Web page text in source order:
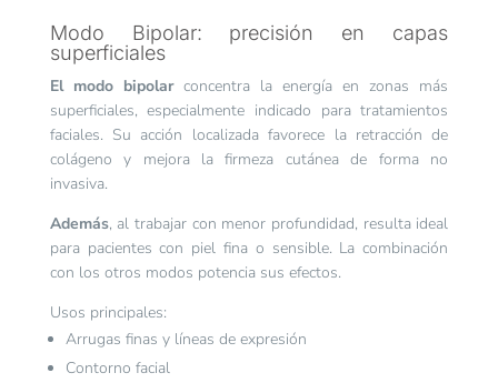
Modo Bipolar: precisión en capas
superficiales
El modo bipolarconcentra la energía en zonas más
superficiales, especialmente indicado para tratamientos
faciales. Su acción localizada favorece la retracción de
colágeno y mejora la firmeza cutánea de forma no
invasiva.
Además, al trabajar con menor profundidad, resulta ideal
para pacientes con piel fina o sensible. La combinación
con los otros modos potencia sus efectos.
Usos principales:
Arrugas finas y líneas de expresión
Contorno facial